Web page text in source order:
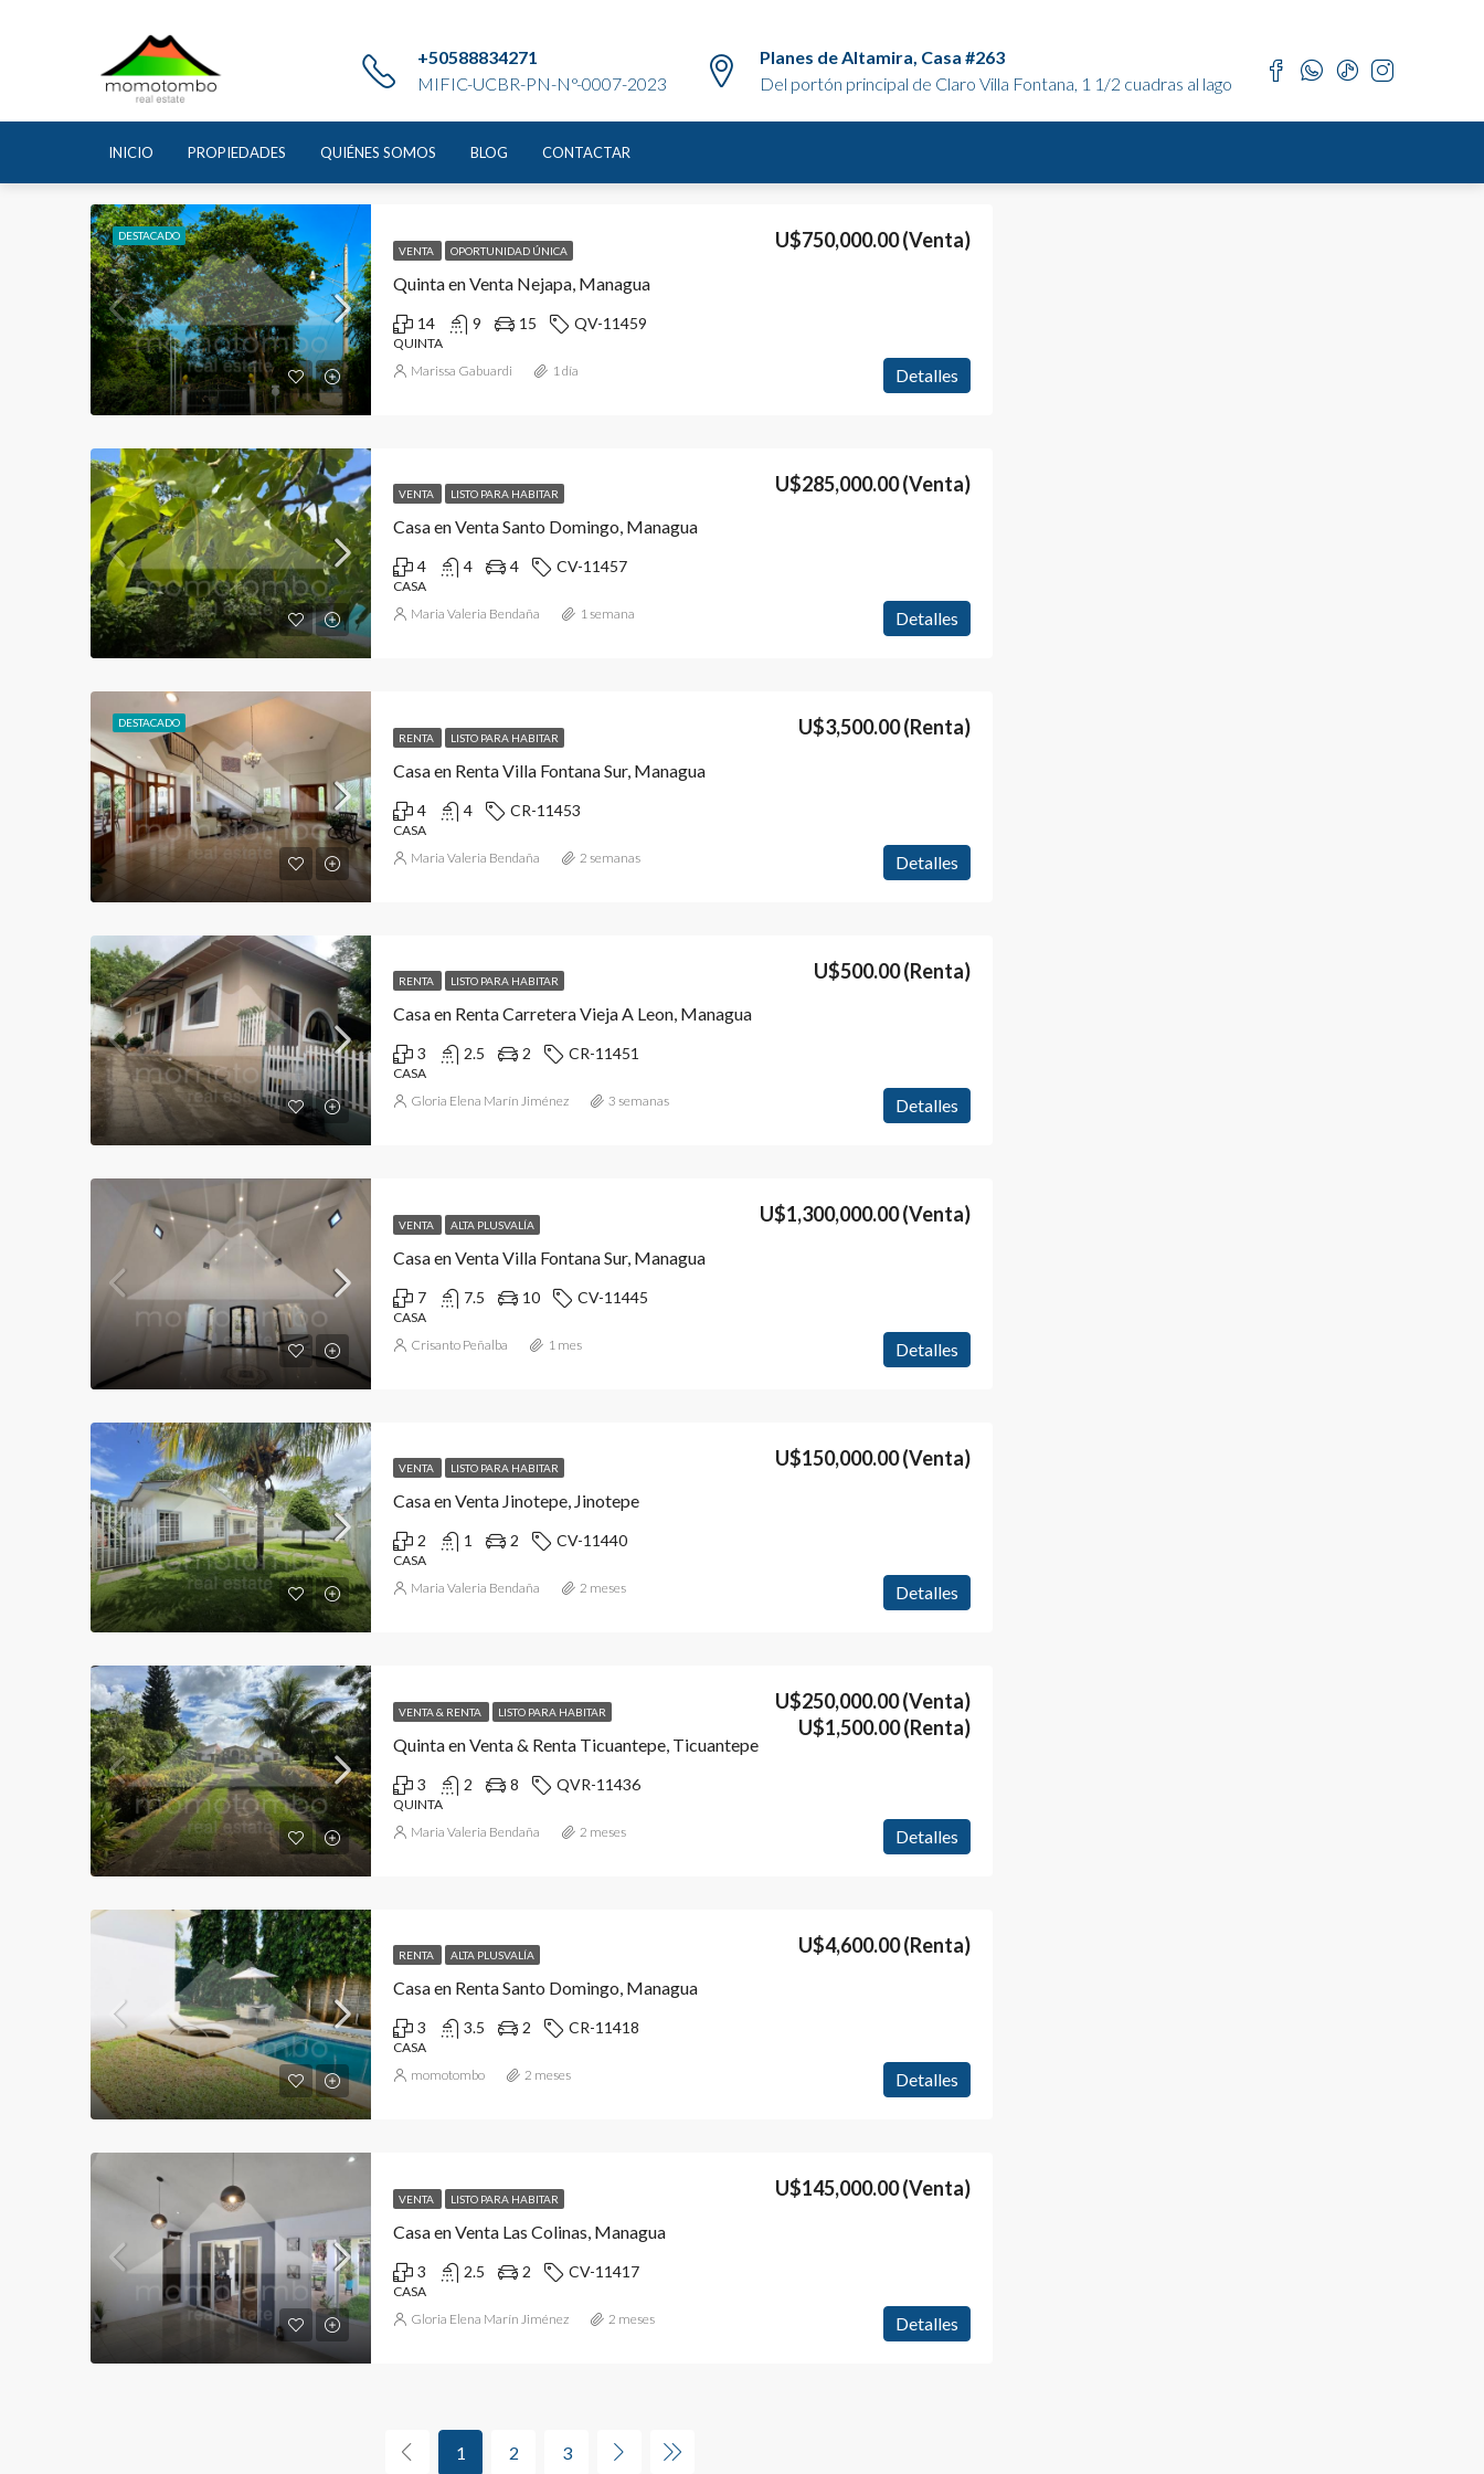
+50588834271
MIFIC-UCBR-PN-N°-0007-2023
Planes de Altamira, Casa #263
Del portón principal de Claro Villa Fontana, 1 1/2 cuadras al lago
INICIO PROPIEDADES QUIÉNES SOMOS BLOG CONTACTAR
Home Área de Servicio
Área de Servicio
DESTACADO
VENTA
OPORTUNIDAD ÚNICA
Quinta en Venta Nejapa, Managua
U$750,000.00(Venta)
14 9 15 QV-11459
QUINTA
Detalles
Marissa Gabuardi 1 día
VENTA LISTO PARA HABITAR
Casa en Venta Santo Domingo, Managua
U$285,000.00(Venta)
4 4 4 CV-11457
CASA
Detalles
Maria Valeria Bendaña 1 semana
DESTACADO
RENTA
LISTO PARA HABITAR
Casa en Renta Villa Fontana Sur, Managua
U$3,500.00(Renta)
4 4 CR-11453
CASA
Detalles
Maria Valeria Bendaña 2 semanas
RENTA LISTO PARA HABITAR
Casa en Renta Carretera Vieja A Leon, Managua
U$500.00(Renta)
3 2.5 2 CR-11451
CASA
Detalles
Gloria Elena Marín Jiménez 3 semanas
VENTA ALTA PLUSVALÍA
Casa en Venta Villa Fontana Sur, Managua
U$1,300,000.00(Venta)
7 7.5 10 CV-11445
CASA
Detalles
Crisanto Peñalba 1 mes
VENTA LISTO PARA HABITAR
Casa en Venta Jinotepe, Jinotepe
U$150,000.00(Venta)
2 1 2 CV-11440
CASA
Detalles
Maria Valeria Bendaña 2 meses
VENTA & RENTA LISTO PARA HABITAR
Quinta en Venta & Renta Ticuantepe, Ticuantepe
U$250,000.00(Venta)
U$1,500.00(Renta)
3 2 8 QVR-11436
QUINTA
Detalles
Maria Valeria Bendaña 2 meses
RENTA ALTA PLUSVALÍA
Casa en Renta Santo Domingo, Managua
U$4,600.00(Renta)
3 3.5 2 CR-11418
CASA
Detalles
momotombo 2 meses
VENTA LISTO PARA HABITAR
Casa en Venta Las Colinas, Managua
U$145,000.00(Venta)
3 2.5 2 CV-11417
CASA
Detalles
Gloria Elena Marín Jiménez 2 meses
1 2 3